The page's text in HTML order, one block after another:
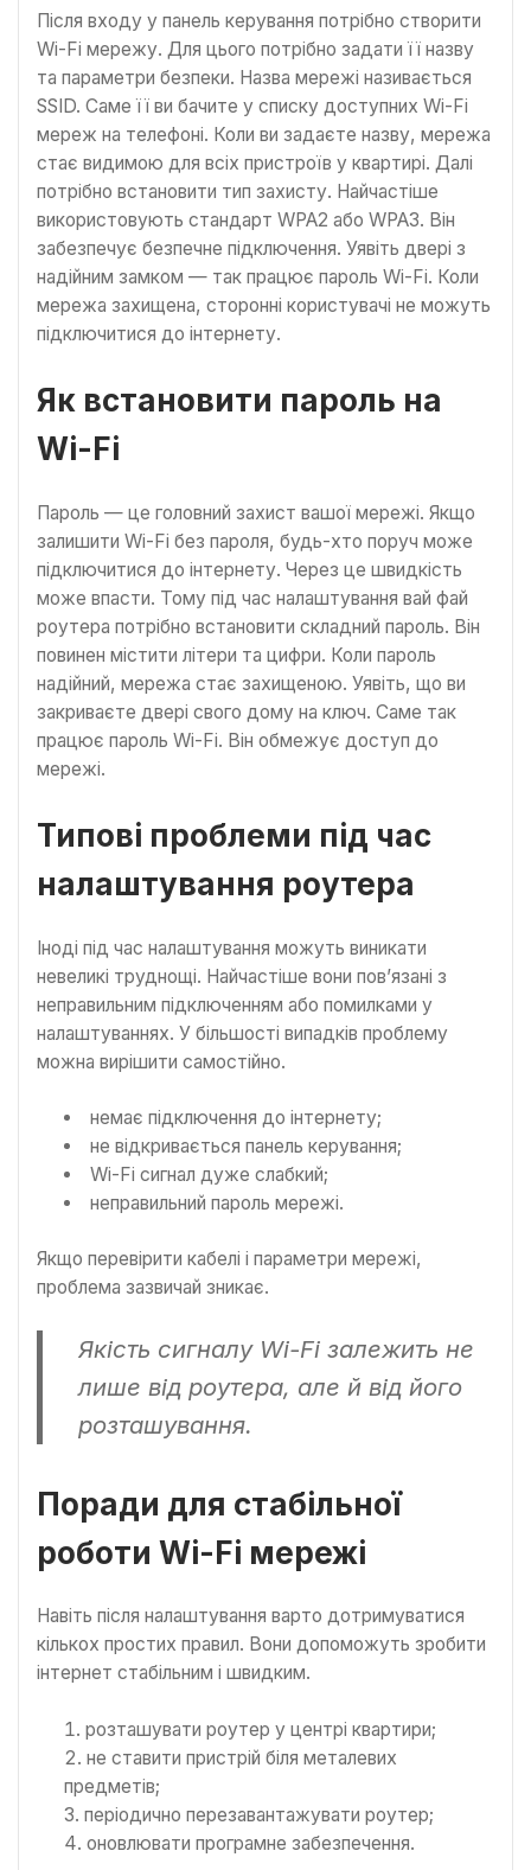
Після входу у панель керування потрібно створити
Wi-Fi мережу. Для цього потрібно задати її назву
та параметри безпеки. Назва мережі називається
SSID. Саме її ви бачите у списку доступних Wi-Fi
мереж на телефоні. Коли ви задаєте назву, мережа
стає видимою для всіх пристроїв у квартирі. Далі
потрібно встановити тип захисту. Найчастіше
використовують стандарт WPA2 або WPA3. Він
забезпечує безпечне підключення. Уявіть двері з
надійним замком — так працює пароль Wi-Fi. Коли
мережа захищена, сторонні користувачі не можуть
підключитися до інтернету.
Як встановити пароль на
Wi-Fi
Пароль — це головний захист вашої мережі. Якщо
залишити Wi-Fi без пароля, будь-хто поруч може
підключитися до інтернету. Через це швидкість
може впасти. Тому під час налаштування вай фай
роутера потрібно встановити складний пароль. Він
повинен містити літери та цифри. Коли пароль
надійний, мережа стає захищеною. Уявіть, що ви
закриваєте двері свого дому на ключ. Саме так
працює пароль Wi-Fi. Він обмежує доступ до
мережі.
Типові проблеми під час
налаштування роутера
Іноді під час налаштування можуть виникати
невеликі труднощі. Найчастіше вони пов’язані з
неправильним підключенням або помилками у
налаштуваннях. У більшості випадків проблему
можна вирішити самостійно.
немає підключення до інтернету;
не відкривається панель керування;
Wi-Fi сигнал дуже слабкий;
неправильний пароль мережі.
Якщо перевірити кабелі і параметри мережі,
проблема зазвичай зникає.
Якість сигналу Wi-Fi залежить не
лише від роутера, але й від його
розташування.
Поради для стабільної
роботи Wi-Fi мережі
Навіть після налаштування варто дотримуватися
кількох простих правил. Вони допоможуть зробити
інтернет стабільним і швидким.
розташувати роутер у центрі квартири;
не ставити пристрій біля металевих
предметів;
періодично перезавантажувати роутер;
оновлювати програмне забезпечення.